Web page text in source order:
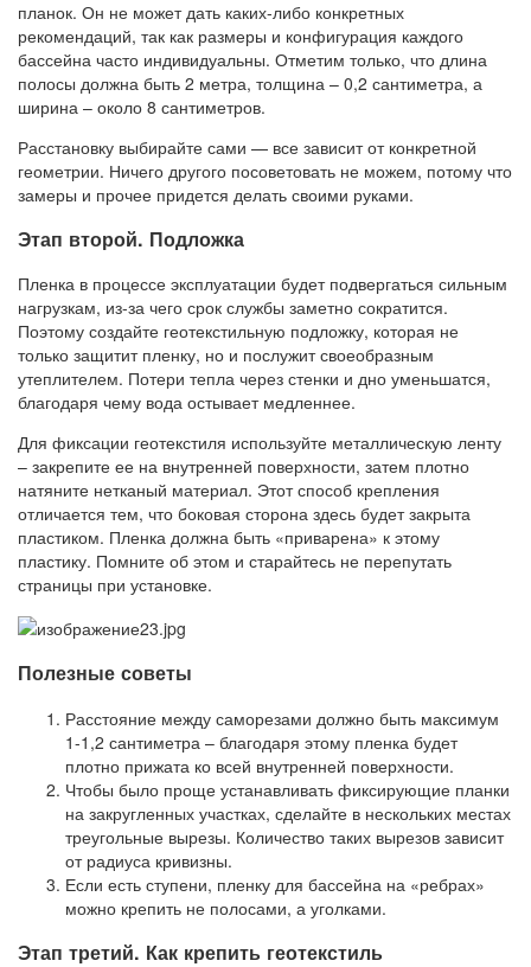
планок. Он не может дать каких-либо конкретных
рекомендаций, так как размеры и конфигурация каждого
бассейна часто индивидуальны. Отметим только, что длина
полосы должна быть 2 метра, толщина – 0,2 сантиметра, а
ширина – около 8 сантиметров.
Расстановку выбирайте сами — все зависит от конкретной
геометрии. Ничего другого посоветовать не можем, потому что
замеры и прочее придется делать своими руками.
Этап второй. Подложка
Пленка в процессе эксплуатации будет подвергаться сильным
нагрузкам, из-за чего срок службы заметно сократится.
Поэтому создайте геотекстильную подложку, которая не
только защитит пленку, но и послужит своеобразным
утеплителем. Потери тепла через стенки и дно уменьшатся,
благодаря чему вода остывает медленнее.
Для фиксации геотекстиля используйте металлическую ленту
– закрепите ее на внутренней поверхности, затем плотно
натяните нетканый материал. Этот способ крепления
отличается тем, что боковая сторона здесь будет закрыта
пластиком. Пленка должна быть «приварена» к этому
пластику. Помните об этом и старайтесь не перепутать
страницы при установке.
Полезные советы
Расстояние между саморезами должно быть максимум
1-1,2 сантиметра – благодаря этому пленка будет
плотно прижата ко всей внутренней поверхности.
Чтобы было проще устанавливать фиксирующие планки
на закругленных участках, сделайте в нескольких местах
треугольные вырезы. Количество таких вырезов зависит
от радиуса кривизны.
Если есть ступени, пленку для бассейна на «ребрах»
можно крепить не полосами, а уголками.
Этап третий. Как крепить геотекстиль